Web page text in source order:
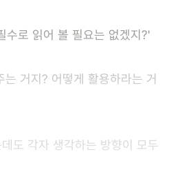
수로 읽어 볼 필요는 없겠지?'
는 거지? 어떻게 활용하라는 거
도 각자 생각하는 방향이 모두